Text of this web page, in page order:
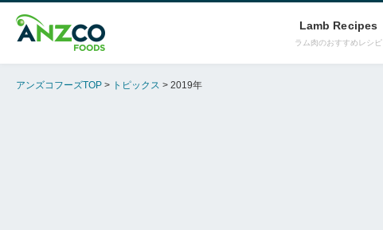
Lamb Recipes
ラム肉のおすすめレシピ
アンズコフーズTOP トピックス 2019年